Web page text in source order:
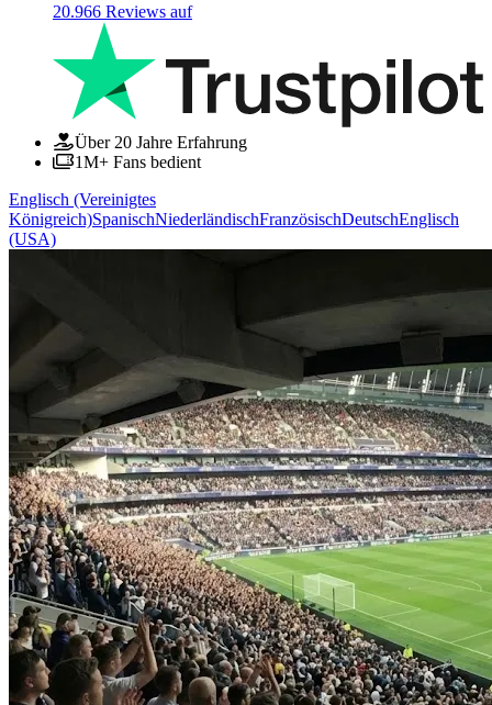
20.966 Reviews auf
Über 20 Jahre Erfahrung
1M+ Fans bedient
Englisch (Vereinigtes
Königreich)SpanischNiederländischFranzösischDeutschEnglisch
(USA)